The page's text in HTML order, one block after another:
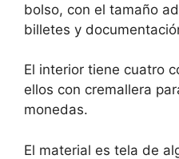
bolso, con el tamaño
billetes y
El interior tiene cuatro
ellos con cremallera
monedas.
El material es tela de